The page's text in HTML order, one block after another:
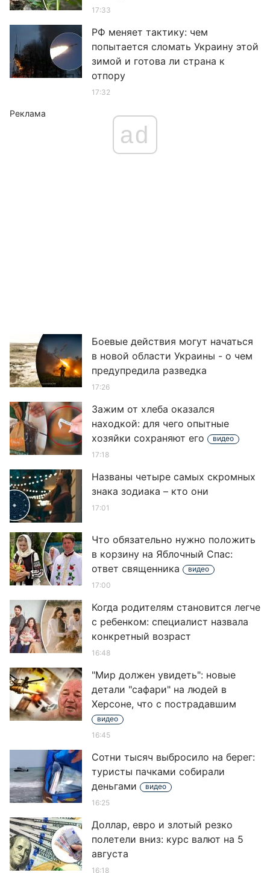
17:33
РФ меняет тактику: чем
попытается сломать Украину этой
зимой и готова ли страна к
отпору
17:32
Реклама
ad
Боевые действия могут начаться
в новой области Украины - о чем
предупредила разведка
17:26
Зажим от хлеба оказался
находкой: для чего опытные
хозяйки сохраняют его
видео
17:18
Названы четыре самых скромных
знака зодиака – кто они
17:01
Что обязательно нужно положить
в корзину на Яблочный Спас:
ответ священника
видео
17:00
Когда родителям становится легче
с ребенком: специалист назвала
конкретный возраст
16:48
"Мир должен увидеть": новые
детали "сафари" на людей в
Херсоне, что с пострадавшим
видео
16:45
Сотни тысяч выбросило на берег:
туристы пачками собирали
деньгами
видео
16:25
Доллар, евро и злотый резко
полетели вниз: курс валют на 5
августа
16:18